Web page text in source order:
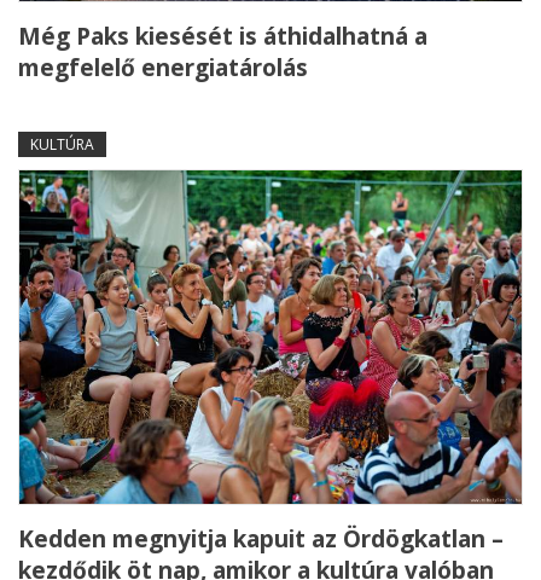
Még Paks kiesését is áthidalhatná a
megfelelő energiatárolás
KULTÚRA
Kedden megnyitja kapuit az Ördögkatlan –
kezdődik öt nap, amikor a kultúra valóban